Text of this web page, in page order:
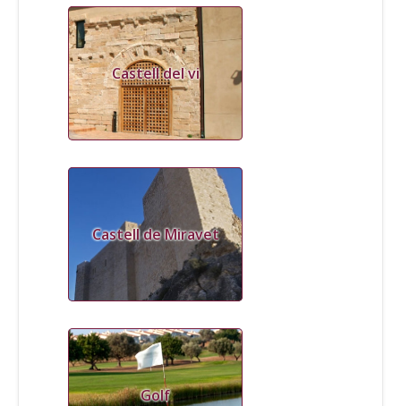
Castell del vi
Castell de Miravet
Golf